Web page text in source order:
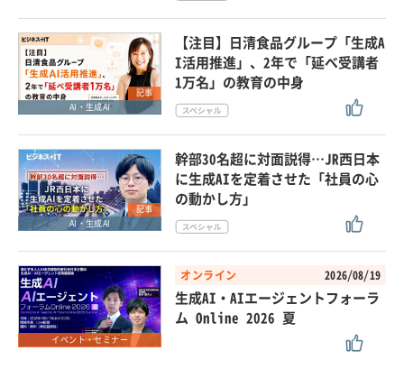
記事
AI・生成AI
【注目】日清食品グループ「生成A
I活用推進」、2年で「延べ受講者
1万名」の教育の中身
記事
AI・生成AI
幹部30名超に対面説得…JR西日本
に生成AIを定着させた「社員の心
の動かし方」
イベント・セミナー
オンライン 2026/08/19
生成AI・AIエージェントフォーラ
ム Online 2026 夏